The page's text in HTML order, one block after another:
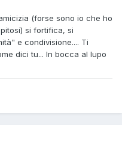
(forse sono io che ho
si fortifica, si
e condivisione.... Ti
dici tu... In bocca al lupo